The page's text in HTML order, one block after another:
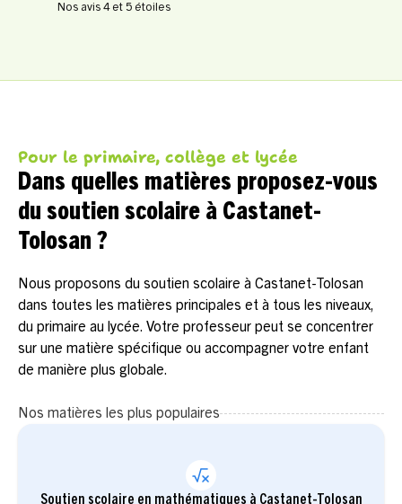
Nos avis 4 et 5 étoiles
Pour le primaire, collège et lycée
Dans quelles matières proposez-vous
du soutien scolaire à Castanet-
Tolosan ?
Nous proposons du soutien scolaire à Castanet-Tolosan
dans toutes les matières principales et à tous les niveaux,
du primaire au lycée. Votre professeur peut se concentrer
sur une matière spécifique ou accompagner votre enfant
de manière plus globale.
Nos matières les plus populaires
Soutien scolaire en mathématiques à Castanet-Tolosan